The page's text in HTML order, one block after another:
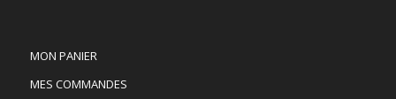
MON PANIER
MES COMMANDES